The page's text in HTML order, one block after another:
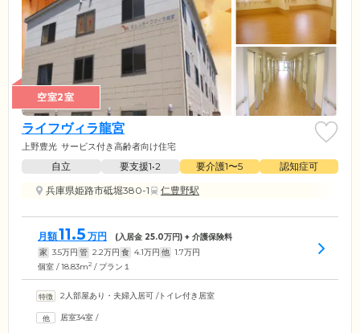
空室2室
ライフヴィラ龍宮
上野豊光 サービス付き高齢者向け住宅
自立 要支援1•2 要介護1〜5
認知症可
兵庫県姫路市砥堀380-1
仁豊野駅
月額11.5 万円 (入居金 25.0万円) + 介護保険料
家 3.5万円 管 2.2万円 食 4.1万円 他 1.7万円
個室 / 18.83m2 / プラン１
2人部屋あり・夫婦入居可 /トイレ付き居室
居室34室 /